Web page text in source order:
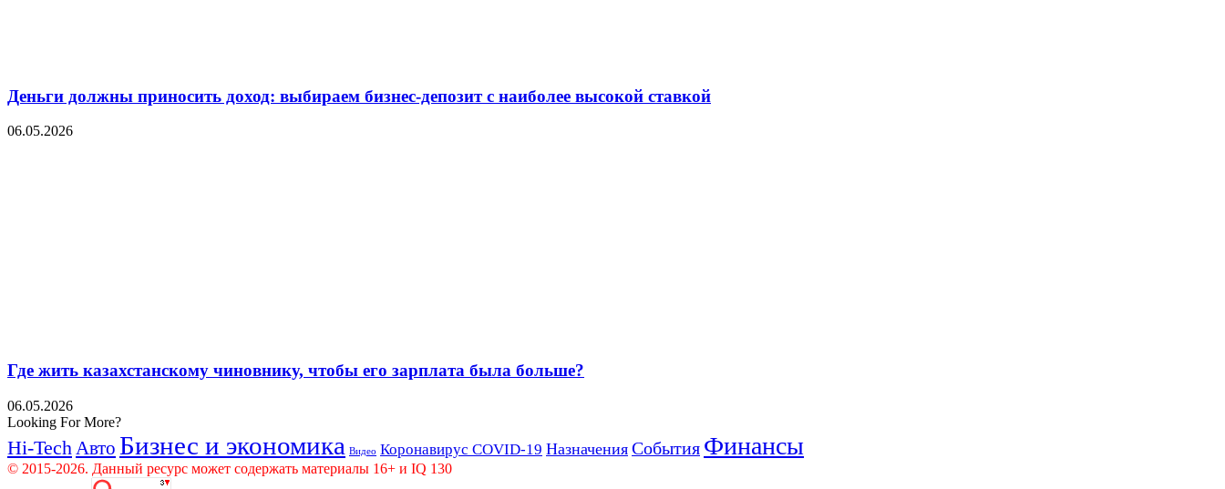
Деньги должны приносить доход: выбираем бизнес-депозит с наиболее высокой ставкой
06.05.2026
Где жить казахстанскому чиновнику, чтобы его зарплата была больше?
06.05.2026
Looking For More?
Hi-Tech Авто Бизнес и экономика Видео Коронавирус COVID-19 Назначения События Финансы
© 2015-2026. Данный ресурс может содержать материалы 16+ и IQ 130